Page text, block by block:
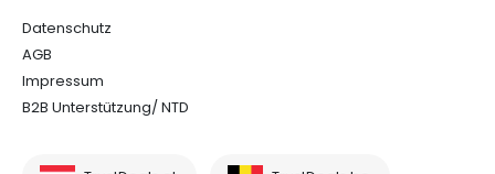
Datenschutz
AGB
Impressum
B2B Unterstützung/ NTD